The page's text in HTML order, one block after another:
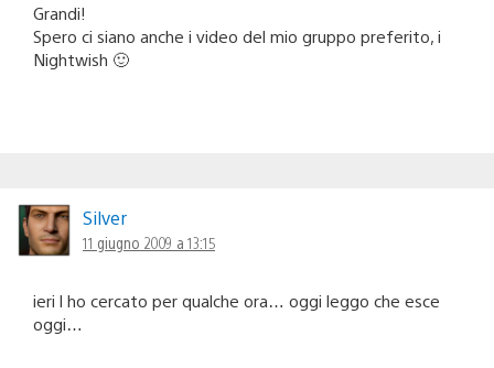
Grandi!
Spero ci siano anche i video del mio gruppo preferito, i
Nightwish 🙂
Silver
11 giugno 2009 a 13:15
ieri l ho cercato per qualche ora… oggi leggo che esce
oggi…